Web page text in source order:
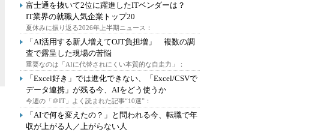
富士通を抜いて2位に躍進したITベンダーは？
IT業界の就職人気企業トップ20
夏休みに振り返る2026年上半期ニュース：
「AI活用する新人増えてOJT負担増」 複数の調
査で露呈した現場の苦悩
重要なのは「AIに代替されにくい本質的な自走力」：
「Excel好き」では進化できない、「Excel/CSVで
データ連携」が残る今、AIをどう使うか
今週の「＠IT」よく読まれた記事“10選”：
「AIで何を変えたの？」と問われる今、転職で年
収が上がる人／上がらない人